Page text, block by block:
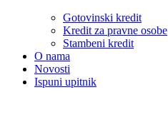
Gotovinski kredit
Kredit za pravne osobe
Stambeni kredit
O nama
Novosti
Ispuni upitnik